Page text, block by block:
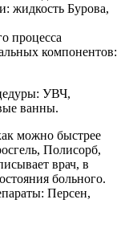
жидкость Бурова,
процесса
компонентов:
УВЧ,
ванны.
можно быстрее
Полисорб,
врач, в
больного.
Персен,